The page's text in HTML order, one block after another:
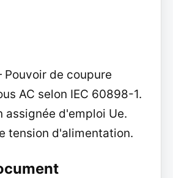
de coupure
AC selon IEC 60898-1.
assignée d'emploi Ue.
tension d'alimentation.